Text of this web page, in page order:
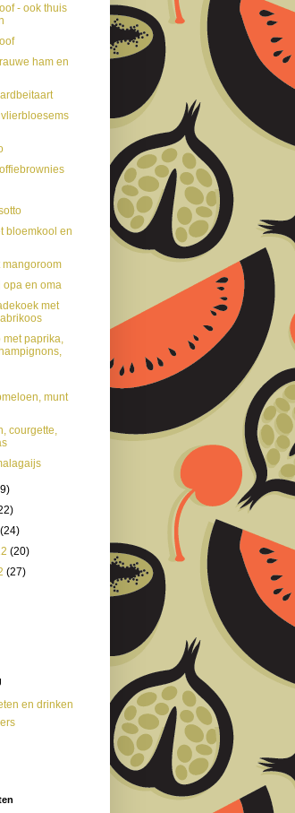
- ook thuis
ham en
bloemkool en
mangoroom
opa en oma
met
paprika,
munt
courgette,
(24)
(20)
(27)
en drinken